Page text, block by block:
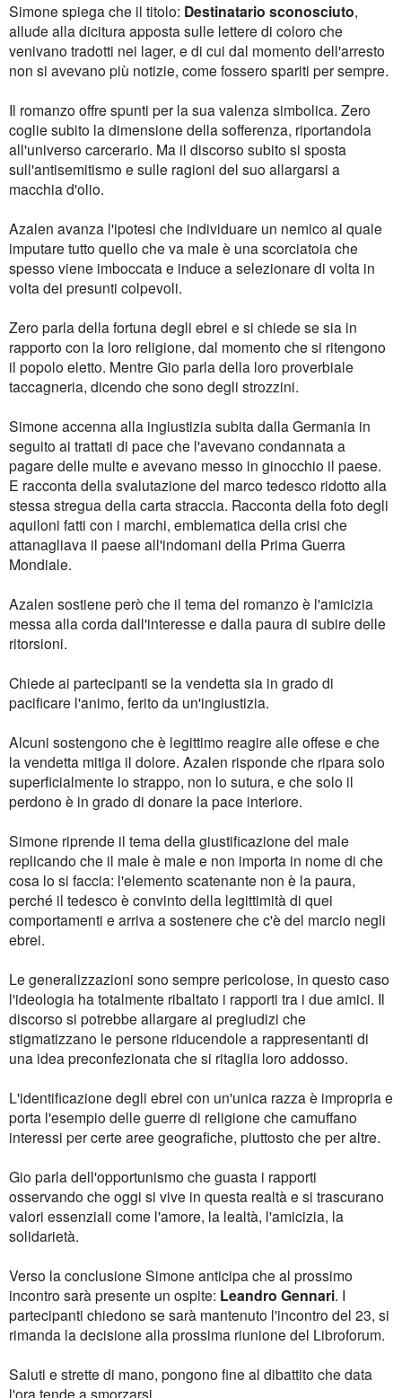
Simone spiega che il titolo: Destinatario sconosciuto,
allude alla dicitura apposta sulle lettere di coloro che
venivano tradotti nei lager, e di cui dal momento dell'arresto
non si avevano più notizie, come fossero spariti per sempre.
Il romanzo offre spunti per la sua valenza simbolica. Zero
coglie subito la dimensione della sofferenza, riportandola
all'universo carcerario. Ma il discorso subito si sposta
sull'antisemitismo e sulle ragioni del suo allargarsi a
macchia d'olio.
Azalen avanza l'ipotesi che individuare un nemico al quale
imputare tutto quello che va male è una scorciatoia che
spesso viene imboccata e induce a selezionare di volta in
volta dei presunti colpevoli.
Zero parla della fortuna degli ebrei e si chiede se sia in
rapporto con la loro religione, dal momento che si ritengono
il popolo eletto. Mentre Gio parla della loro proverbiale
taccagneria, dicendo che sono degli strozzini.
Simone accenna alla ingiustizia subita dalla Germania in
seguito ai trattati di pace che l'avevano condannata a
pagare delle multe e avevano messo in ginocchio il paese.
E racconta della svalutazione del marco tedesco ridotto alla
stessa stregua della carta straccia. Racconta della foto degli
aquiloni fatti con i marchi, emblematica della crisi che
attanagliava il paese all'indomani della Prima Guerra
Mondiale.
Azalen sostiene però che il tema del romanzo è l'amicizia
messa alla corda dall'interesse e dalla paura di subire delle
ritorsioni.
Chiede ai partecipanti se la vendetta sia in grado di
pacificare l'animo, ferito da un'ingiustizia.
Alcuni sostengono che è legittimo reagire alle offese e che
la vendetta mitiga il dolore. Azalen risponde che ripara solo
superficialmente lo strappo, non lo sutura, e che solo il
perdono è in grado di donare la pace interiore.
Simone riprende il tema della giustificazione del male
replicando che il male è male e non importa in nome di che
cosa lo si faccia: l'elemento scatenante non è la paura,
perché il tedesco è convinto della legittimità di quei
comportamenti e arriva a sostenere che c'è del marcio negli
ebrei.
Le generalizzazioni sono sempre pericolose, in questo caso
l'ideologia ha totalmente ribaltato i rapporti tra i due amici. Il
discorso si potrebbe allargare ai pregiudizi che
stigmatizzano le persone riducendole a rappresentanti di
una idea preconfezionata che si ritaglia loro addosso.
L'identificazione degli ebrei con un'unica razza è impropria e
porta l'esempio delle guerre di religione che camuffano
interessi per certe aree geografiche, piuttosto che per altre.
Gio parla dell'opportunismo che guasta i rapporti
osservando che oggi si vive in questa realtà e si trascurano
valori essenziali come l'amore, la lealtà, l'amicizia, la
solidarietà.
Verso la conclusione Simone anticipa che al prossimo
incontro sarà presente un ospite: Leandro Gennari. I
partecipanti chiedono se sarà mantenuto l'incontro del 23, si
rimanda la decisione alla prossima riunione del Libroforum.
Saluti e strette di mano, pongono fine al dibattito che data
l'ora tende a smorzarsi.